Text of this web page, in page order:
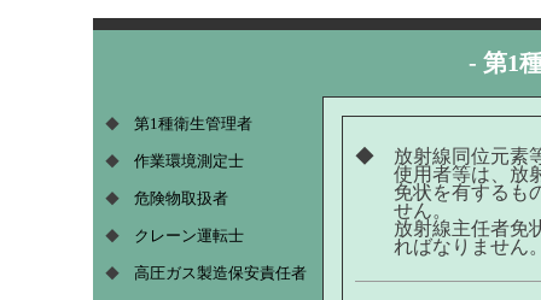
◆ 第1種衛生管理者
◆ 作業環境測定士
◆ 危険物取扱者
◆ クレーン運転士
◆ 高圧ガス製造保安責任者
- 第1
◆ 放射線同位元素等
使用者等は、放射
免状を有するもの
せん。
放射線主任者免状
ればなりません